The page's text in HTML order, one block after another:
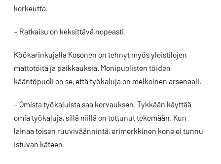
korkeutta.
– Ratkaisu on keksittävä nopeasti.
Köökarinkujalla Kosonen on tehnyt myös yleistilojen
mattotöitä ja paikkauksia. Monipuolisten töiden
kääntöpuoli on se, että työkaluja on melkoinen arsenaali.
– Omista työkaluista saa korvauksen. Tykkään käyttää
omia työkaluja, sillä niillä on tottunut tekemään. Kun
lainaa toisen ruuviväännintä, erimerkkinen kone ei tunnu
istuvan käteen.